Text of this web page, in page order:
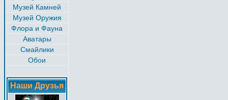
Музей Камней
Музей Оружия
Флора и Фауна
Аватары
Смайлики
Обои
Наши Друзья